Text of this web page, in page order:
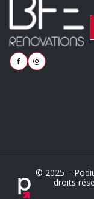
© 2025 –
droits